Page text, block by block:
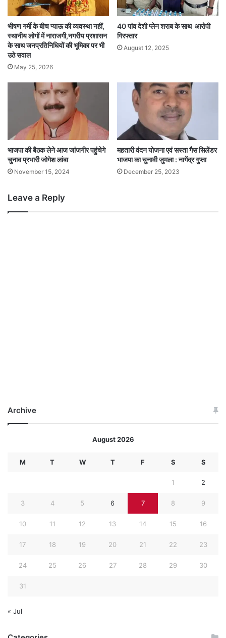
भीषण गर्मी के बीच प्याऊ की व्यवस्था नहीं,
स्थानीय लोगों में नाराजगी,नगरीय प्रशासन
के साथ जनप्रतिनिधियों की भूमिका पर भी
उठे सवाल
May 25, 2026
40 पांव देशी प्लेन शराब के साथ आरोपी
गिरफ्तार
August 12, 2025
भाजपा की बैठक लेने आज जांजगीर पहुंचेगे
चुनाव प्रभारी जोगेश लांबा
November 15, 2024
महतारी वंदन योजना एवं सस्ता गैस सिलेंडर
भाजपा का चुनावी जुमला : नागेंद्र गुप्ता
December 25, 2023
Leave a Reply
Archive
August 2026
M T W T F S S
1 2
3 4 5 6 7 8 9
10 11 12 13 14 15 16
17 18 19 20 21 22 23
24 25 26 27 28 29 30
31
« Jul